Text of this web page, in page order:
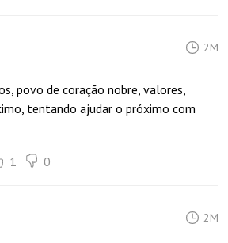
2M
povo de coração nobre, valores,
tentando ajudar o próximo com
1 0
2M